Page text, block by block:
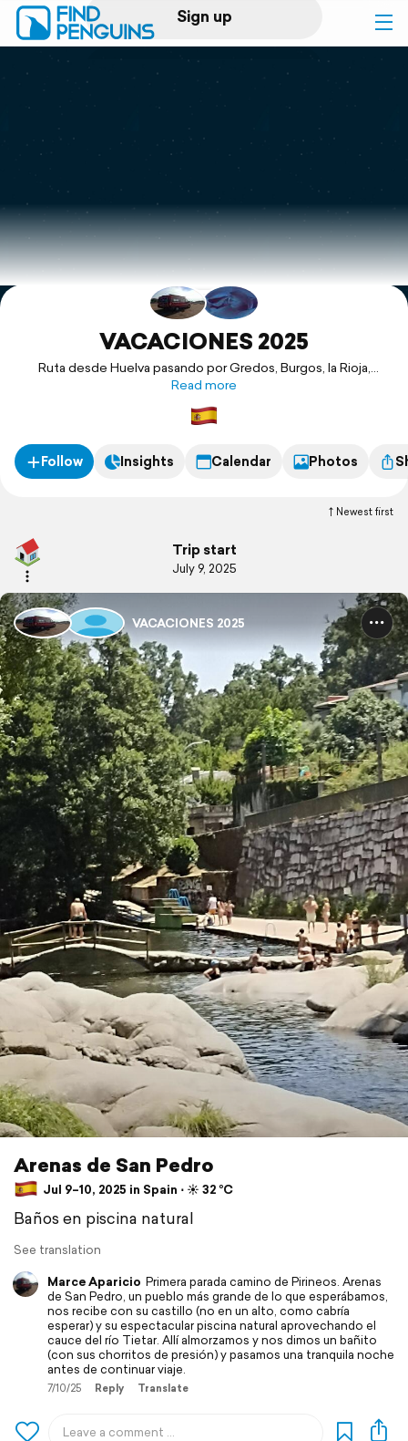
Sign up
Log in
Print a book
Flyover video
Explore
SupportVACACIONES 2025
Ruta desde Huelva pasando por Gredos, Burgos, la Rioja,
Navarra, Pirineos, Huesca y Aragón.
Read more
Follow Insights Calendar Photos
Newest first
Trip start
July 9, 2025
VACACIONES 2025
Arenas de San Pedro
Jul 9–10, 2025 in Spain ⋅ ☀️ 32 °C
Baños en piscina natural
See translation
Marce Aparicio Primera parada camino de Pirineos. Arenas
de San Pedro, un pueblo más grande de lo que esperábamos,
nos recibe con su castillo (no en un alto, como cabría
esperar) y su espectacular piscina natural aprovechando el
cauce del río Tietar. Allí almorzamos y nos dimos un bañito
(con sus chorritos de presión) y pasamos una tranquila noche
antes de continuar viaje.
7/10/25 Reply Translate